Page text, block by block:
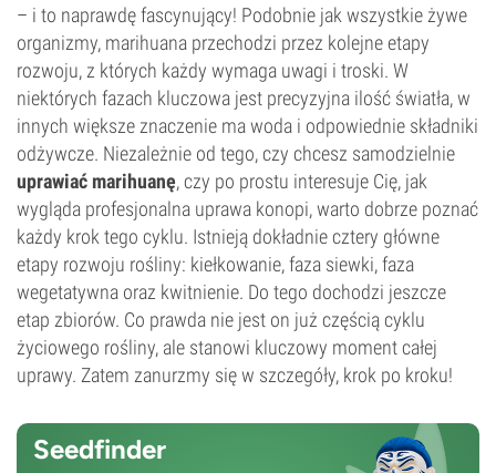
– i to naprawdę fascynujący! Podobnie jak wszystkie żywe
organizmy, marihuana przechodzi przez kolejne etapy
rozwoju, z których każdy wymaga uwagi i troski. W
niektórych fazach kluczowa jest precyzyjna ilość światła, w
innych większe znaczenie ma woda i odpowiednie składniki
odżywcze. Niezależnie od tego, czy chcesz samodzielnie
uprawiać marihuanę, czy po prostu interesuje Cię, jak
wygląda profesjonalna uprawa konopi, warto dobrze poznać
każdy krok tego cyklu. Istnieją dokładnie cztery główne
etapy rozwoju rośliny: kiełkowanie, faza siewki, faza
wegetatywna oraz kwitnienie. Do tego dochodzi jeszcze
etap zbiorów. Co prawda nie jest on już częścią cyklu
życiowego rośliny, ale stanowi kluczowy moment całej
uprawy. Zatem zanurzmy się w szczegóły, krok po kroku!
Seedfinder